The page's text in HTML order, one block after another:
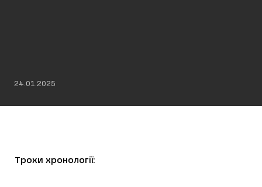
24.01.2025
Трохи хронології: